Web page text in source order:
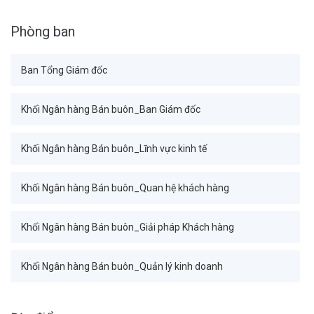
Phòng ban
Ban Tổng Giám đốc
Khối Ngân hàng Bán buôn_Ban Giám đốc
Khối Ngân hàng Bán buôn_Lĩnh vực kinh tế
Khối Ngân hàng Bán buôn_Quan hệ khách hàng
Khối Ngân hàng Bán buôn_Giải pháp Khách hàng
Khối Ngân hàng Bán buôn_Quản lý kinh doanh